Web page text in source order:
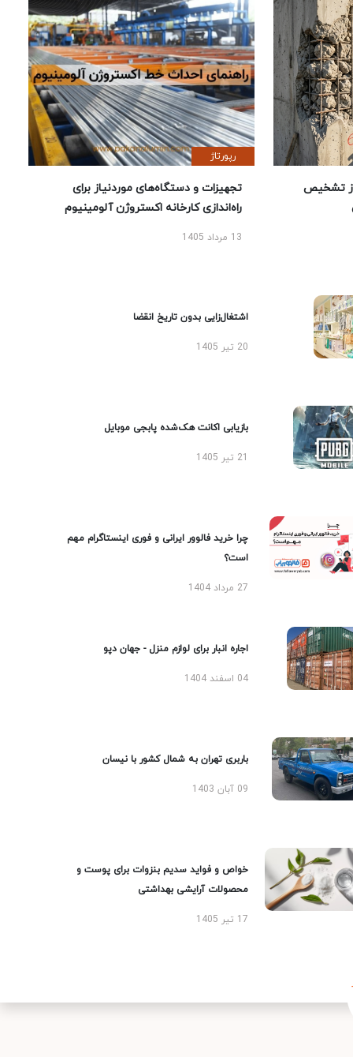
تشخیص
رپورتاژ
تجهیزات و دستگاه‌های موردنیاز برای
راه‌اندازی کارخانه اکستروژن آلومینیوم
13 مرداد 1405
اشتغال‌زایی بدون تاریخ انقضا
20 تیر 1405
بازیابی اکانت هک‌شده پابجی موبایل
چرا خرید فالوور ایرانی و فوری اینستاگرام مهم
است؟
27 مرداد 1404
اجاره انبار برای لوازم منزل - جهان دپو
04 اسفند 1404
باربری تهران به شمال کشور با نیسان
09 آبان 1403
خواص و فواید سدیم بنزوات برای پوست و
محصولات آرایشی بهداشتی
17 تیر 1405